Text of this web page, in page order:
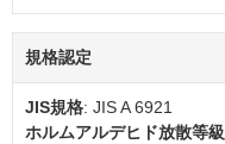
規格認定
JIS規格: JIS A 6921
ホルムアルデヒド放散等級